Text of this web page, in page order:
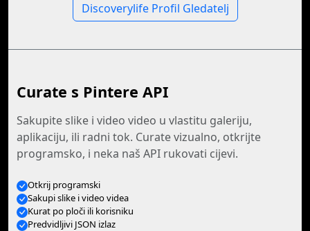
Discoverylife Profil Gledatelj
Curate s Pintere API
Sakupite slike i video video u vlastitu galeriju,
aplikaciju, ili radni tok. Curate vizualno, otkrijte
programsko, i neka naš API rukovati cijevi.
Otkrij programski
Sakupi slike i video videa
Kurat po ploči ili korisniku
Predvidljivi JSON izlaz